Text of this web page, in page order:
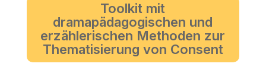
Toolkit mit
dramapädagogischen und
erzählerischen Methoden zur
Thematisierung von Consent